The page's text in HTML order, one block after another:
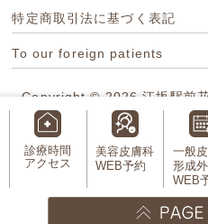
特定商取引法に基づく表記
To our foreign patients
Copyright © 2026江坂駅前
Rights
診療時間
アクセス
美容皮膚科
WEB予約
一般
形成
WEB